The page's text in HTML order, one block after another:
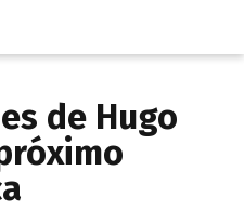
de Hugo